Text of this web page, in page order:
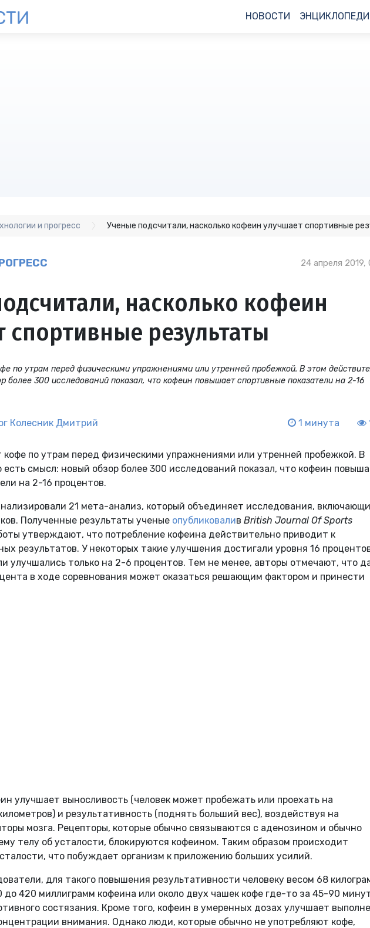
НОВОСТИ
и прогресс Ученые подсчитали, насколько кофеин улучшает спортивные
24 апреля 2019,
насколько кофеин
спортивные результаты
по утрам перед физическими упражнениями или утренней пробежкой. В этом
более 300 исследований показал, что кофеин повышает спортивные показатели на 2-16
Колесник Дмитрий 1 минута
кофе по утрам перед физическими упражнениями или утренней пробежкой. В
смысл: новый обзор более 300 исследований показал, что кофеин
на 2-16 процентов.
21 мета-анализ, который объединяет исследования,
Полученные результаты ученые опубликовалив British Journal Of Sports
утверждают, что потребление кофеина действительно приводит к
результатов. У некоторых такие улучшения достигали уровня 16
улучшались только на 2-6 процентов. Тем не менее, авторы отмечают, что
в ходе соревнования может оказаться решающим фактором и принести
улучшает выносливость (человек может пробежать или проехать на
и результативность (поднять больший вес), воздействуя на
мозга. Рецепторы, которые обычно связываются с аденозином и обычно
телу об усталости, блокируются кофеином. Таким образом происходит
что побуждает организм к приложению больших усилий.
для такого повышения результативности человеку весом 68
до 420 миллиграмм кофеина или около двух чашек кофе где-то за 45-90
состязания. Кроме того, кофеин в умеренных дозах улучшает
внимания. Однако люди, которые обычно не употребляют кофе,